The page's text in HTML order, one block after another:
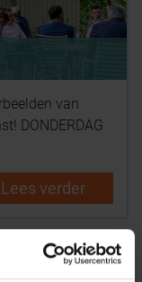
van
DONDERDAG
Lees verder